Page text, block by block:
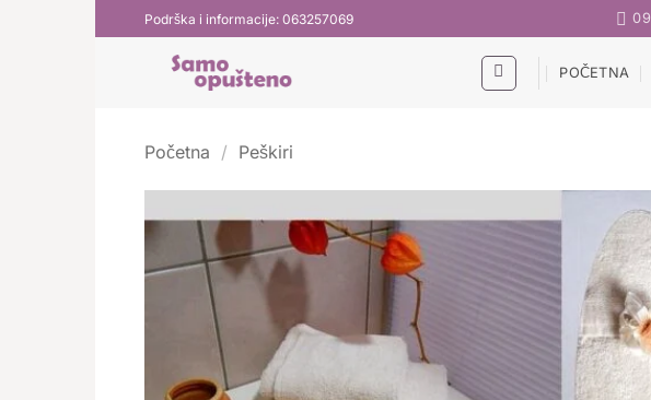
Preskoči
na
Podrška i informacije: 063257069
POČETNA
Početna / Peškiri